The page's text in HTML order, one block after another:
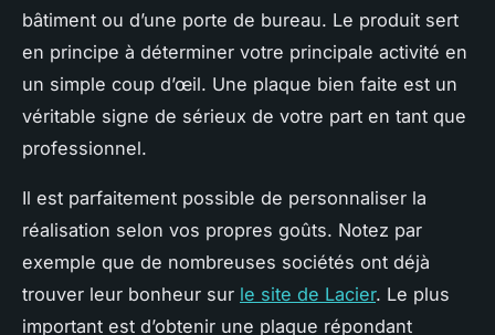
bâtiment ou d’une porte de bureau. Le produit sert
en principe à déterminer votre principale activité en
un simple coup d’œil. Une plaque bien faite est un
véritable signe de sérieux de votre part en tant que
professionnel.
Il est parfaitement possible de personnaliser la
réalisation selon vos propres goûts. Notez par
exemple que de nombreuses sociétés ont déjà
trouver leur bonheur sur le site de Lacier. Le plus
important est d’obtenir une plaque répondant